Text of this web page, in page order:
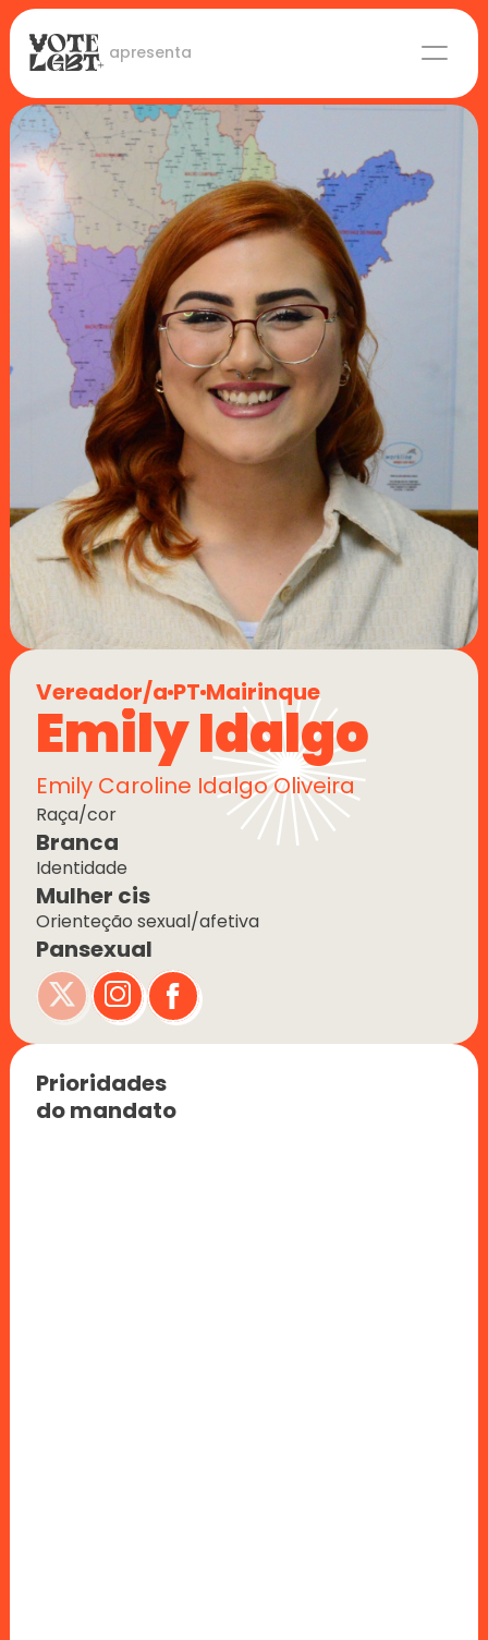
apresenta
Candidaturas
Lideranças eleitas
Sobre
Vereador/a PT Mairinque
Emily Idalgo
Emily Caroline Idalgo Oliveira
Branca
Raça/cor
Mulher cis
Identidade
Pansexual
Orienteção sexual/afetiva
Prioridades
do mandato